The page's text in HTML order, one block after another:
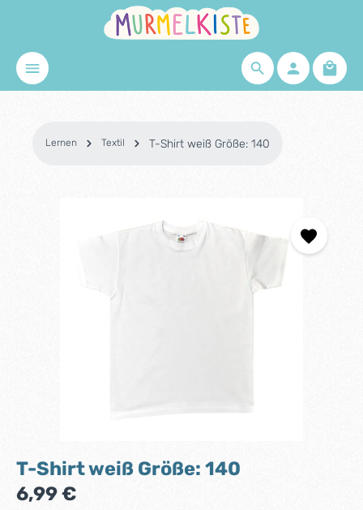
Zum Hauptinhalt springen
Lernen Textil T-Shirt weiß Größe: 140
T-Shirt weiß Größe: 140
Regulärer Preis:
6,99 €